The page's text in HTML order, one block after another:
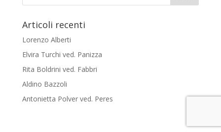
Articoli recenti
Lorenzo Alberti
Elvira Turchi ved. Panizza
Rita Boldrini ved. Fabbri
Aldino Bazzoli
Antonietta Polver ved. Peres